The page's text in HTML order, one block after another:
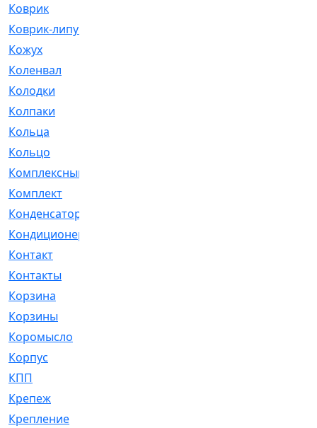
Коврик
Коврик-липучка
Кожух
Коленвал
Колодки
Колпаки
Кольца
Кольцо
Комплексный
Комплект
Конденсатор
Кондиционер
Контакт
Контакты
Корзина
Корзины
Коромысло
Корпус
КПП
Крепеж
Крепление